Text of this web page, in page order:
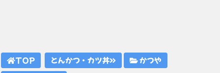
TOP とんかつ・カツ丼
かつや